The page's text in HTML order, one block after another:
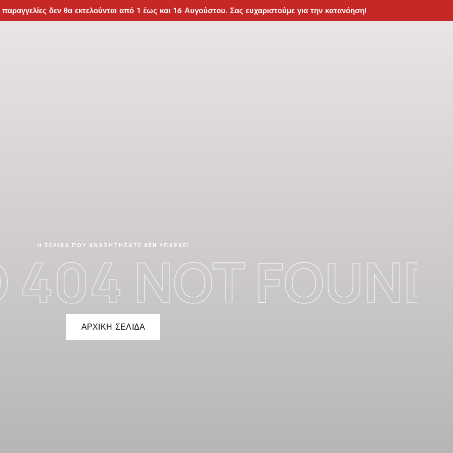
δεν θα εκτελούνται από 1 έως και 16 Αυγούστου. Σας ευχαριστούμε για την κατανόηση!
Η ΣΕΛΊΔΑ ΠΟΥ ΑΝΑΖΗΤΉΣΑΤΕ ΔΕΝ ΥΠΆΡΧΕΙ
NOT FOUND
ΑΡΧΙΚΗ ΣΕΛΙΔΑ